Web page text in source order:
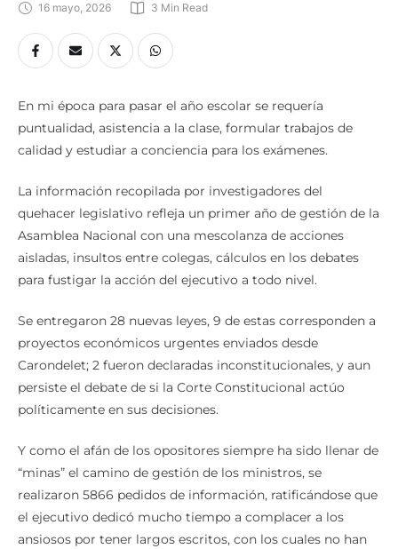
16 mayo, 2026 3 Min Read
En mi época para pasar el año escolar se requería
puntualidad, asistencia a la clase, formular trabajos de
calidad y estudiar a conciencia para los exámenes.
La información recopilada por investigadores del
quehacer legislativo refleja un primer año de gestión de la
Asamblea Nacional con una mescolanza de acciones
aisladas, insultos entre colegas, cálculos en los debates
para fustigar la acción del ejecutivo a todo nivel.
Se entregaron 28 nuevas leyes, 9 de estas corresponden a
proyectos económicos urgentes enviados desde
Carondelet; 2 fueron declaradas inconstitucionales, y aun
persiste el debate de si la Corte Constitucional actúo
políticamente en sus decisiones.
Y como el afán de los opositores siempre ha sido llenar de
“minas” el camino de gestión de los ministros, se
realizaron 5866 pedidos de información, ratificándose que
el ejecutivo dedicó mucho tiempo a complacer a los
ansiosos por tener largos escritos, con los cuales no han